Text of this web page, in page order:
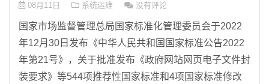
08月11日 系统运维 没有评论
国家市场监督管理总局国家标准化管理委员会于2022
年12月30日发布《中华人民共和国国家标准公告2022
年第21号》，关于批准发布《政府网站网页电子文件封
装要求》等544项推荐性国家标准和4项国家标准修改